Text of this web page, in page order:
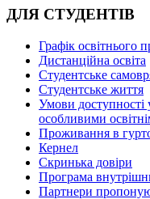
ДЛЯ СТУДЕНТІВ
Графік освітнього
Дистанційна освіта
Студентське
Студентське життя
Умови доступності
особливими
Проживання в
Кернел
Скринька довіри
Програма
Партнери